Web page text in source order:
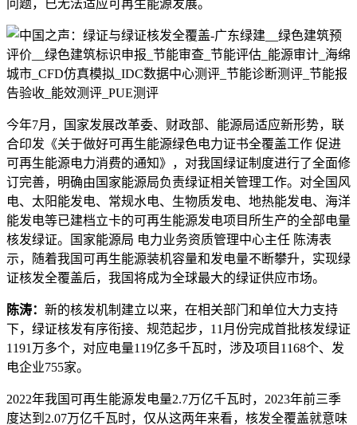
问题，已无法适应可再生能源发展。
今年7月，国家发展改革委、财政部、能源局适应新形势，联
合印发《关于做好可再生能源绿色电力证书全覆盖工作 促进
可再生能源电力消费的通知》，对我国绿证制度进行了全面修
订完善，明确由国家能源局负责绿证相关管理工作。对全国风
电、太阳能发电、常规水电、生物质发电、地热能发电、海洋
能发电等已建档立卡的可再生能源发电项目所生产的全部电量
核发绿证。国家能源局 电力业务资质管理中心主任 陈涛表
示，随着我国可再生能源装机容量和发电量不断攀升，实现绿
证核发全覆盖后，我国将成为全球最大的绿证供应市场。
陈涛： 新的核发机制建立以来，在相关部门和单位大力支持
下，绿证核发有序衔接、规范起步，11月份完成首批核发绿证
1191万多个，对应电量119亿多千瓦时，涉及项目1168个、发
电企业755家。
2022年我国可再生能源发电量2.7万亿千瓦时，2023年前三季
度达到2.07万亿千瓦时，仅从这两年来看，核发全覆盖就意味